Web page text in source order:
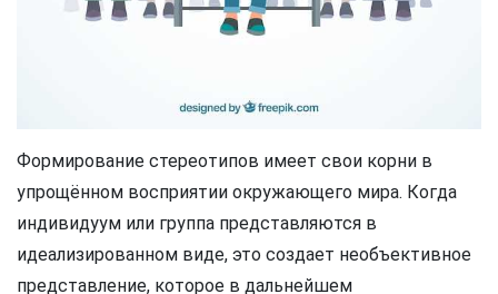
Формирование стереотипов имеет свои корни в
упрощённом восприятии окружающего мира. Когда
индивидуум или группа представляются в
идеализированном виде, это создает необъективное
представление, которое в дальнейшем